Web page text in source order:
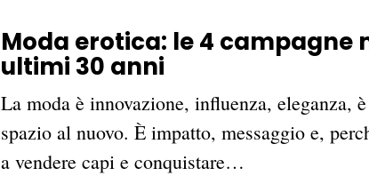
Moda erotica: le 4
ultimi 30 anni
La moda è innovazione, influenza, eleganza,
spazio al nuovo. È impatto, messaggio e,
a vendere capi e conquistare…